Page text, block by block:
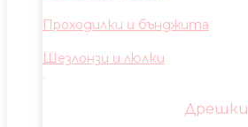
Проходилки и бънджита
Шезлонзи и люлки
Дрешки